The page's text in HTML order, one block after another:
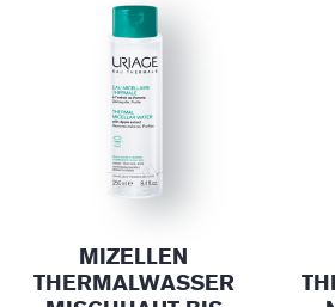
MIZELLEN
THERMALWASSER